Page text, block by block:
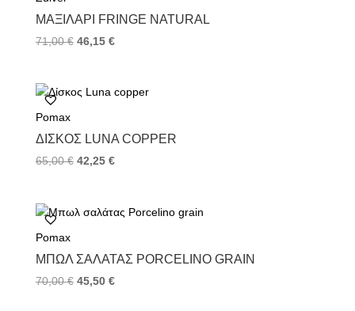
ΜΑΞΙΛΆΡΙ FRINGE NATURAL
71,00€ 46,15 €
Pomax
ΔΊΣΚΟΣ LUNA COPPER
65,00€ 42,25 €
Pomax
ΜΠΩΛ ΣΑΛΆΤΑΣ PORCELINO GRAIN
70,00€ 45,50 €